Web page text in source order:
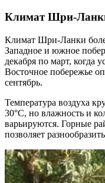
Климат Шри-
Климат Шри-Ланки
Западное и южное
декабря по март, когда
Восточное побережье
сентябрь.
Температура воздуха
30°C, но влажность и
варьируются. Горные
позволяет